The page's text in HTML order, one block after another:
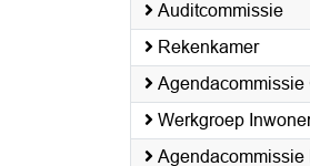
Auditcommissie
Rekenkamer
Agendacommissie
Werkgroep
Agendacommissie